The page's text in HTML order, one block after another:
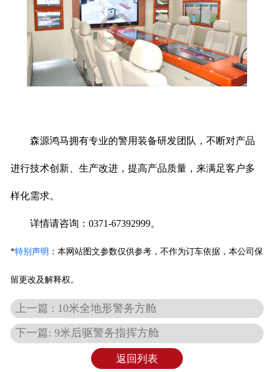
森源鸿马拥有专业的警用装备研发团队，不断对产品
进行技术创新、生产改进，提高产品质量，来满足客户多
样化需求。
详情请咨询：0371-67392999。
*特别声明 ： 本网站图文参数仅供参考，不作为订车依据，本公司保
留更改及解释权。
上一篇 : 10米全地形警务方舱
下一篇: 9米后驱警务指挥方舱
返回列表